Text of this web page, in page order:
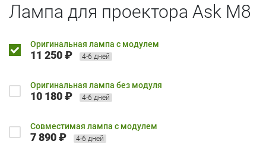
Лампа для проектора Ask M8
Оригинальная лампа с модулем
11 250 ₽ 4-6 дней
Оригинальная лампа без модуля
10 180 ₽ 4-6 дней
Совместимая лампа с модулем
7 890 ₽ 4-6 дней